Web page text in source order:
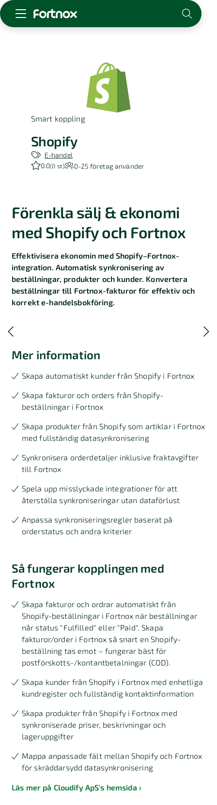
För redovisningsbyrån
Kunskap & inspiration
Logga in
Om Fortnox
Karriär
Kontakt
Smart koppling
Shopify
E-handel
0.0(0 st) 0-25 företag använder
Förenkla sälj & ekonomi
med Shopify och Fortnox
Effektivisera ekonomin med Shopify–Fortnox-
integration. Automatisk synkronisering av
beställningar, produkter och kunder. Konvertera
beställningar till Fortnox-fakturor för effektiv och
korrekt e-handelsbokföring.
Mer information
Skapa automatiskt kunder från Shopify i Fortnox
Skapa fakturor och orders från Shopify-
beställningar i Fortnox
Skapa produkter från Shopify som artiklar i Fortnox
med fullständig datasynkronisering
Synkronisera orderdetaljer inklusive fraktavgifter
till Fortnox
Spela upp misslyckade integrationer för att
återställa synkroniseringar utan dataförlust
Anpassa synkroniseringsregler baserat på
orderstatus och andra kriterier
Så fungerar kopplingen med
Fortnox
Skapa fakturor och ordrar automatiskt från
Shopify-beställningar i Fortnox när beställningar
når status "Fulfilled" eller "Paid". Skapa
fakturor/order i Fortnox så snart en Shopify-
beställning tas emot – fungerar bäst för
postförskotts-/kontantbetalningar (COD).
Skapa kunder från Shopify i Fortnox med enhetliga
kundregister och fullständig kontaktinformation
Skapa produkter från Shopify i Fortnox med
synkroniserade priser, beskrivningar och
lageruppgifter
Mappa anpassade fält mellan Shopify och Fortnox
för skräddarsydd datasynkronisering
Läs mer på Cloudify ApS's hemsida